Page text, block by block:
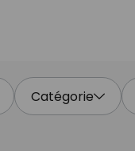
Catégorie